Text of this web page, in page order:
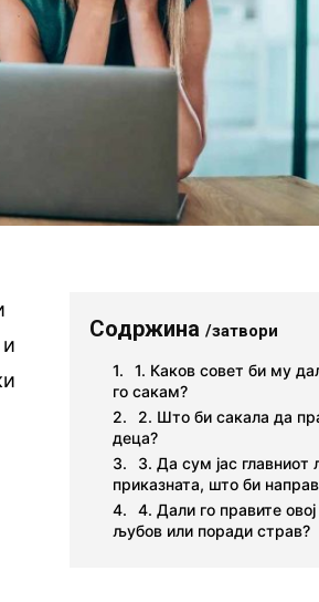
Содржина/затвори
1. Каков совет би му
го сакам?
2. Што би сакала да
деца?
3. Да сум јас главниот
приказната, што би
4. Дали го правите
љубов или поради страв?